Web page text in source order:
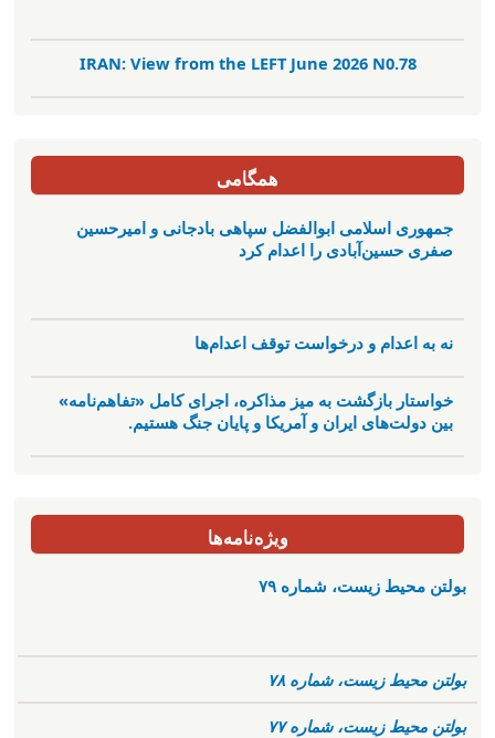
IRAN: View from the LEFT June 2026 N0.78
همگامی
جمهوری اسلامی ابوالفضل سپاهی بادجانی و امیرحسین
صفری حسین‌آبادی را اعدام کرد
نه به اعدام و درخواست توقف اعدام‌ها
خواستار بازگشت به میز مذاکره، اجرای کامل «تفاهم‌نامه»
بین دولت‌های ایران و آمریکا و پایان جنگ هستیم.
ویژه‌نامه‌ها
بولتن محیط زیست، شماره ۷۹
بولتن محیط زیست، شماره ۷۸
بولتن محیط زیست، شماره ۷۷